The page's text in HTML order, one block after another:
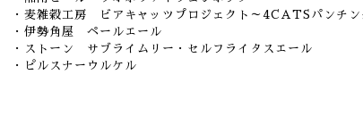
・麦雑穀工房 ビアキャッツプロジェクト～4CATSパンチン
・伊勢角屋 ペールエール
・ストーン サブライムリー・セルフライタスエール
・ピルスナーウルケル